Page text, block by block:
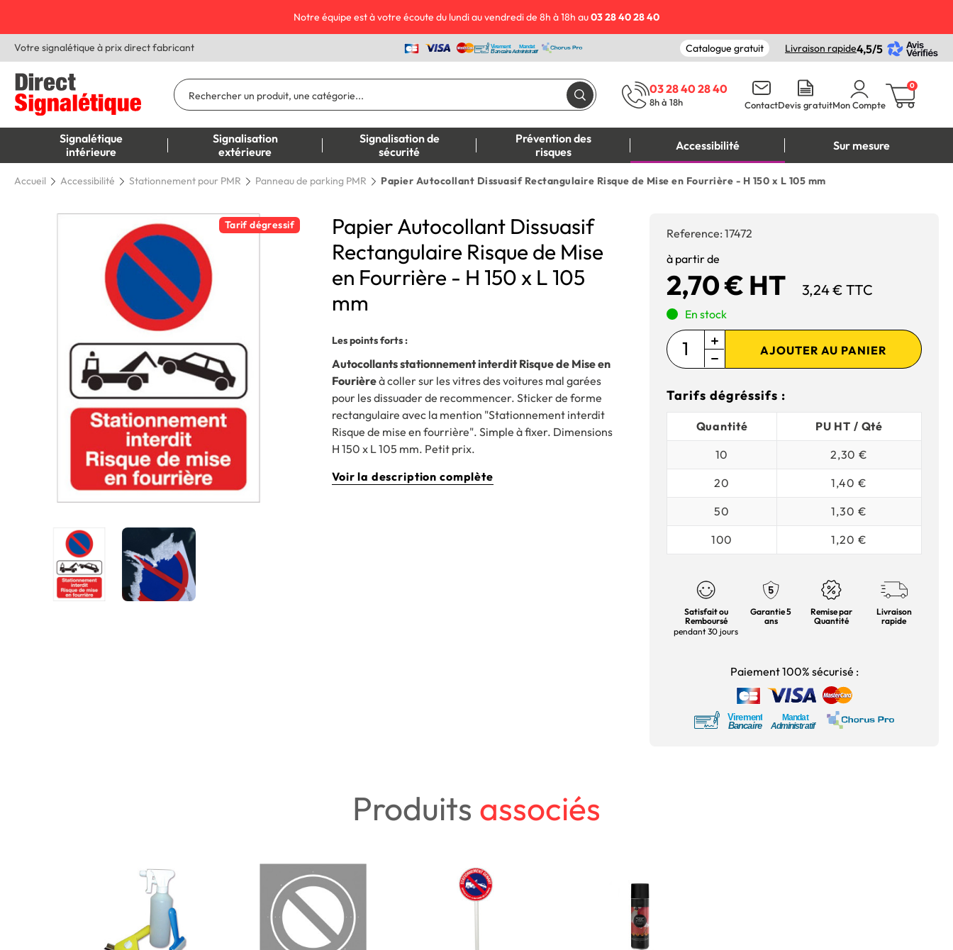
Notre équipe est à votre écoute du lundi au vendredi de 8h à 18h au03 28 40 28 40
Votre signalétique à prix direct fabricant Catalogue gratuit Livraison rapide4,5/5
03 28 40 28 40
8h à 18h ContactDevis gratuitMon Compte
0
Signalétique
intérieure
Signalisation
extérieure
Signalisation de
sécurité
Prévention des
risques
Accessibilité Sur mesure
Accueil Accessibilité Stationnement pour PMR Panneau de parking PMR Papier Autocollant Dissuasif Rectangulaire Risque de Mise en Fourrière - H 150 x L 105 mm
Tarif dégressif
Papier Autocollant Dissuasif
Rectangulaire Risque de Mise
en Fourrière - H 150 x L 105
mm
Les points forts :
Autocollants stationnement interdit Risque de Mise en
Fourièreà coller sur les vitres des voitures mal garées
pour les dissuader de recommencer. Sticker de forme
rectangulaire avec la mention "Stationnement interdit
Risque de mise en fourrière". Simple à fixer. Dimensions
H 150 x L 105 mm. Petit prix.
Voir la description complète
Reference: 17472
à partir de
2,70 € HT 3,24 € TTC
En stock
AJOUTER AU PANIER
Tarifs dégréssifs :
Quantité
PU HT / Qté
10
2,30 €
20
1,40 €
50
1,30 €
100
1,20 €
Satisfait ou
Remboursé
pendant 30 jours
Garantie 5
ans
Remise par
Quantité
Livraison
rapide
Paiement 100% sécurisé :
Produits associés